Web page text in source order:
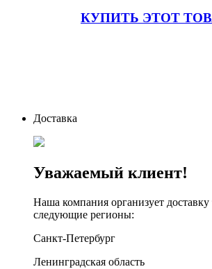
КУПИТЬ ЭТОТ
Доставка
Уважаемый клиент!
Наша компания организует доставку
следующие регионы:
Санкт-Петербург
Ленинградская область